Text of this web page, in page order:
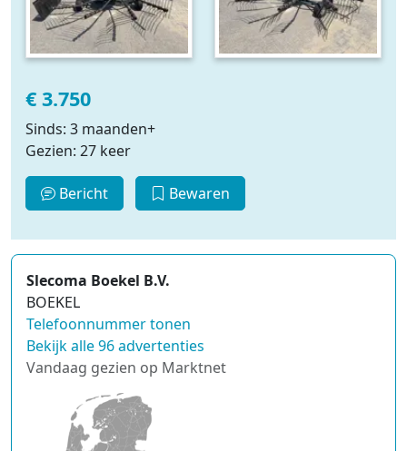
€ 3.750
Sinds: 3 maanden+
Gezien: 27 keer
Bericht Bewaren
Slecoma Boekel B.V.
BOEKEL
Telefoonnummer tonen
Bekijk alle 96 advertenties
Vandaag gezien op Marktnet